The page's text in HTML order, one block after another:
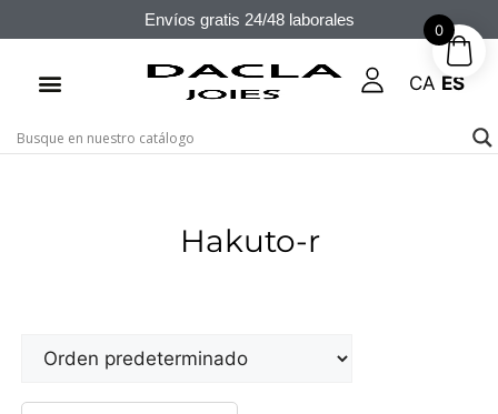
Envíos gratis 24/48 laborales
CA ES
Hakuto-r
0